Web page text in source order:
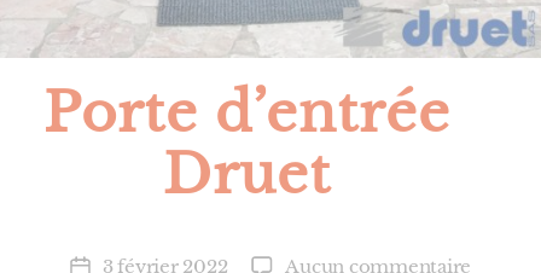
Porte d’entrée
Druet
Date3 février 2022 Aucun commentaire